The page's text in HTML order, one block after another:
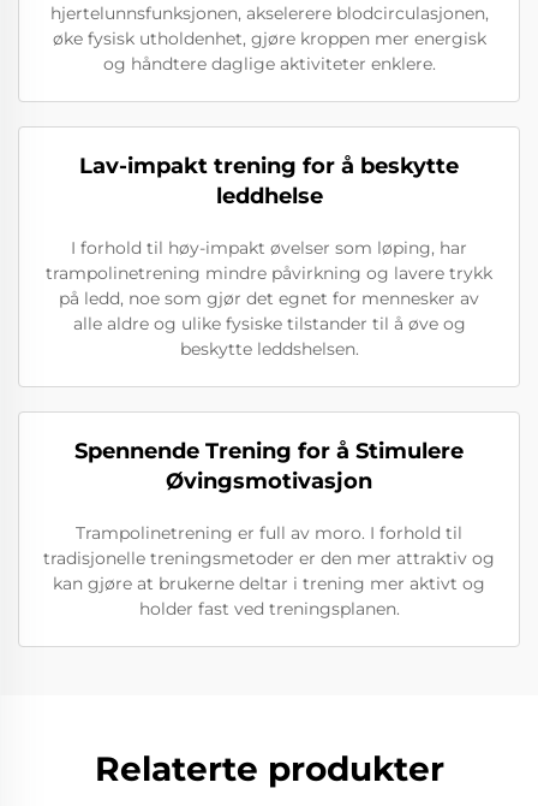
hjertelunnsfunksjonen, akselerere blodcirculasjonen,
øke fysisk utholdenhet, gjøre kroppen mer energisk
og håndtere daglige aktiviteter enklere.
Lav-impakt trening for å beskytte
leddhelse
I forhold til høy-impakt øvelser som løping, har
trampolinetrening mindre påvirkning og lavere trykk
på ledd, noe som gjør det egnet for mennesker av
alle aldre og ulike fysiske tilstander til å øve og
beskytte leddshelsen.
Spennende Trening for å Stimulere
Øvingsmotivasjon
Trampolinetrening er full av moro. I forhold til
tradisjonelle treningsmetoder er den mer attraktiv og
kan gjøre at brukerne deltar i trening mer aktivt og
holder fast ved treningsplanen.
Relaterte produkter